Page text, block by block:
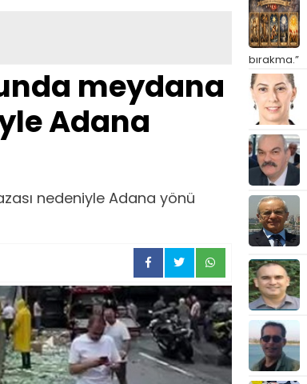
meydana
Adana
nedeniyle Adana yönü
bırakma.”